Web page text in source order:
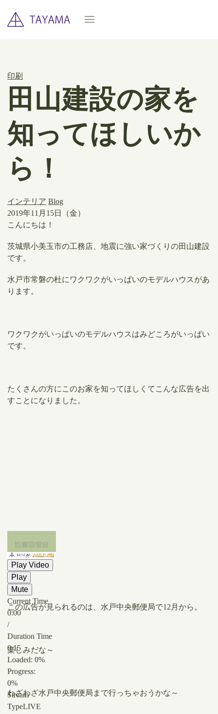
印刷
田山建設の家を
知ってほしいか
ら！
インテリア Blog
2019年11月15日（金）
こんにちは！
茨城県小美玉市の工務店、地震に強い家づくりの田山建設
です。
水戸市常磐の杜にワクワクがいっぱいのモデルハウスがあ
ります。
ワクワクがいっぱいのモデルハウスはみどころがいっぱい
です。
たくさんの方にこのお家を知ってほしくてこんな広告を出
すことになりました。
Play Video
Play
Mute
Current Time
0:00
/
Duration Time
0:15
Loaded: 0%
Progress:
0%
Stream
TypeLIVE
この広告が見られるのは、水戸中央郵便局で12月から。
楽しみだな～
わざわざ水戸中央郵便局まで行っちゃおうかな～